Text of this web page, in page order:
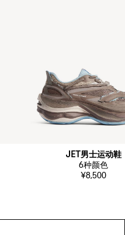
JET男士运动鞋
6种颜色
¥8,500